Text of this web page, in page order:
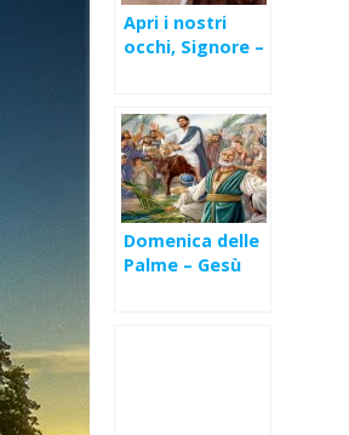
Apri i nostri
occhi, Signore –
Domenica delle
Palme – Gesù